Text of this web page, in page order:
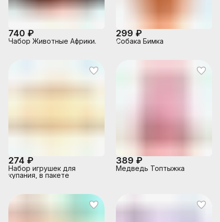
740 ₽
Набор Животные Африки.
299 ₽
Собака Бимка
274 ₽
Набор игрушек для
купания, в пакете
389 ₽
Медведь Топтыжка